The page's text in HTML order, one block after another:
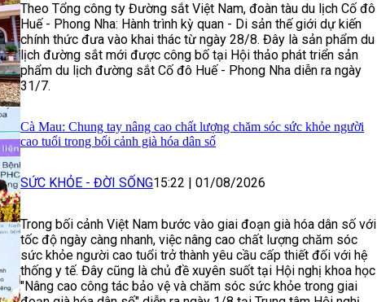
Theo Tổng công ty Đường sắt Việt Nam, đoàn tàu du lịch Cố đô
Huế - Phong Nha: Hành trình kỳ quan - Di sản thế giới dự kiến
chính thức đưa vào khai thác từ ngày 28/8. Đây là sản phẩm du
lịch đường sắt mới được công bố tại Hội thảo phát triển sản
phẩm du lịch đường sắt Cố đô Huế - Phong Nha diễn ra ngày
31/7.
Cà Mau: Chung tay nâng cao chất lượng chăm sóc sức khỏe người
cao tuổi trong bối cảnh già hóa dân số
SỨC KHỎE - ĐỜI SỐNG15:22 01/08/2026
Trong bối cảnh Việt Nam bước vào giai đoạn già hóa dân số với
tốc độ ngày càng nhanh, việc nâng cao chất lượng chăm sóc
sức khỏe người cao tuổi trở thành yêu cầu cấp thiết đối với hệ
thống y tế. Đây cũng là chủ đề xuyên suốt tại Hội nghị khoa học
"Nâng cao công tác bảo vệ và chăm sóc sức khỏe trong giai